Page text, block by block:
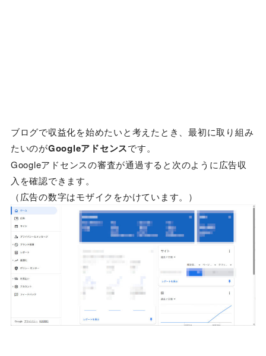
ブログで収益化を始めたいと考えたとき、最初に取り組み
たいのがGoogleアドセンスです。
Googleアドセンスの審査が通過すると次のように広告収
入を確認できます。
（広告の数字はモザイクをかけています。）